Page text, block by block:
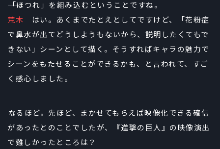
――「ほつれ」を組み込むということですね。
荒木 はい。あくまでたとえとしてですけど、「花粉症
で鼻水が出てどうしようもないから、説明したくてもで
きない」シーンとして描く。そうすればキャラの魅力で
シーンをもたせることができるかも、と言われて、すご
く感心しました。
――なるほど。先ほど、まかせてもらえば映像化できる確信
があったとのことでしたが、『進撃の巨人』の映像演出
で難しかったところは？